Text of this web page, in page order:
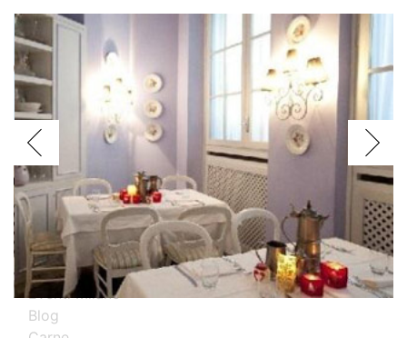
Argentini Cinesi
Giapponesi Spagnoli Thailandesi
Calabresi Campani Emiliani Liguri
Milanesi Piemontesi Pugliesi Romani
Toscani
Prova i nostri migliori ristoranti specializzati
Eventi Milano
Blog